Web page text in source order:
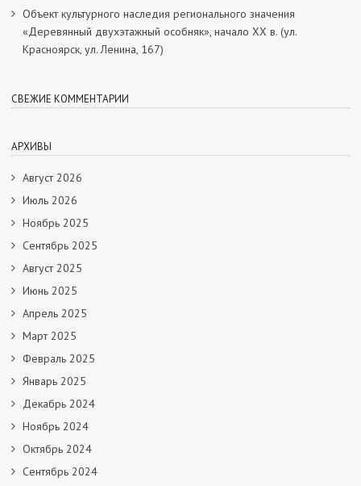
Объект культурного наследия регионального значения
«Деревянный двухэтажный особняк», начало ХХ в. (ул.
Красноярск, ул. Ленина, 167)
СВЕЖИЕ КОММЕНТАРИИ
АРХИВЫ
Август 2026
Июль 2026
Ноябрь 2025
Сентябрь 2025
Август 2025
Июнь 2025
Апрель 2025
Март 2025
Февраль 2025
Январь 2025
Декабрь 2024
Ноябрь 2024
Октябрь 2024
Сентябрь 2024